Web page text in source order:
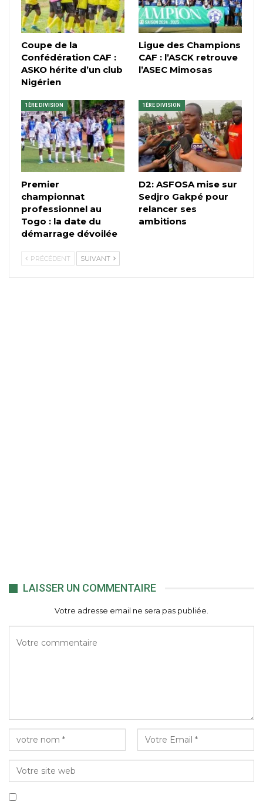
Coupe de la
Confédération CAF :
ASKO hérite d’un club
Nigérien
Ligue des Champions
CAF : l’ASCK retrouve
l’ASEC Mimosas
1ÈRE DIVISION
Premier
championnat
professionnel au
Togo : la date du
démarrage dévoilée
1ÈRE DIVISION
D2: ASFOSA mise sur
Sedjro Gakpé pour
relancer ses
ambitions
PRÉCÉDENT SUIVANT
LAISSER UN COMMENTAIRE
Votre adresse email ne sera pas publiée.